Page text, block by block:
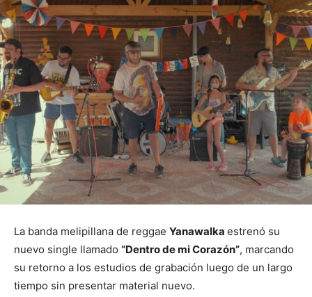
La banda melipillana de reggae Yanawalka estrenó su
nuevo single llamado “Dentro de mi Corazón”, marcando
su retorno a los estudios de grabación luego de un largo
tiempo sin presentar material nuevo.